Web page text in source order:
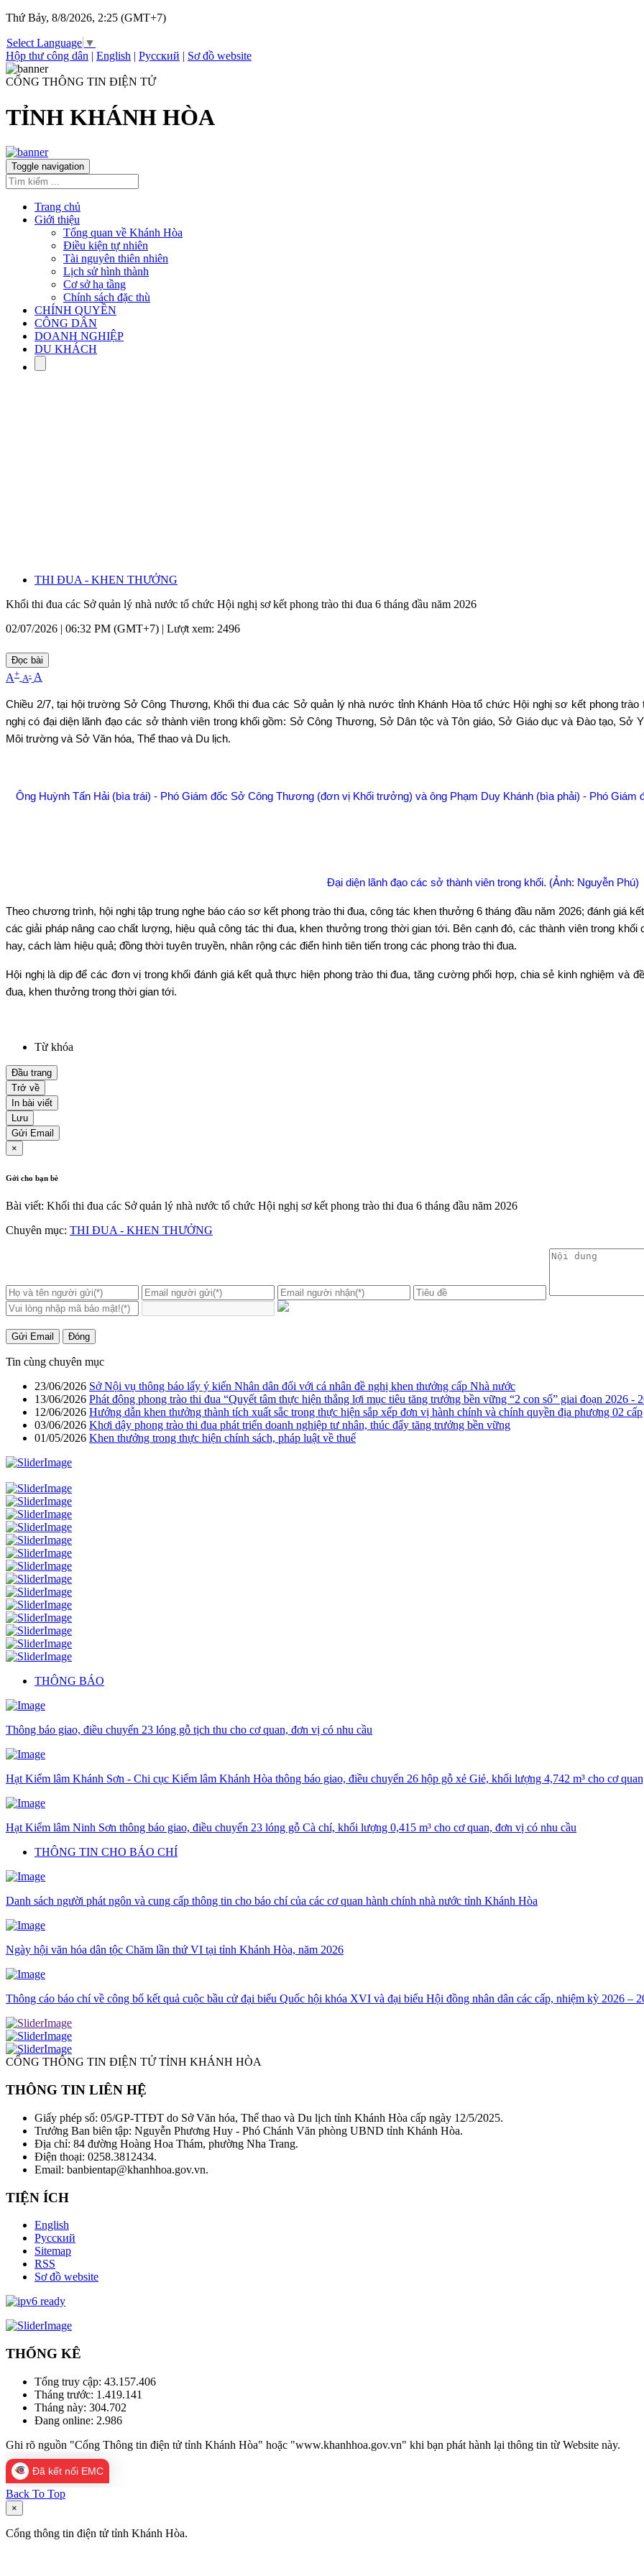
Thứ Bảy, 8/8/2026, 2:25 (GMT+7)
Select Language ▼
Hộp thư công dân | English | Русский | Sơ đồ website
CỔNG THÔNG TIN ĐIỆN TỬ
TỈNH KHÁNH HÒA
Toggle navigation
Trang chủ
Giới thiệu
Tổng quan về Khánh Hòa
Điều kiện tự nhiên
Tài nguyên thiên nhiên
Lịch sử hình thành
Cơ sở hạ tầng
Chính sách đặc thù
CHÍNH QUYỀN
CÔNG DÂN
DOANH NGHIỆP
DU KHÁCH
THI ĐUA - KHEN THƯỞNG
Khối thi đua các Sở quản lý nhà nước tổ chức Hội nghị sơ kết phong trào thi đua 6 tháng đầu năm 2026
02/07/2026 | 06:32 PM (GMT+7) | Lượt xem: 2496
Đọc bài
A+ A- A
Chiều 2/7, tại hội trường Sở Công Thương, Khối thi đua các Sở quản lý nhà nước tỉnh Khánh Hòa tổ chức Hội nghị sơ kết phong
nghị có đại diện lãnh đạo các sở thành viên trong khối gồm: Sở Công Thương, Sở Dân tộc và Tôn giáo, Sở Giáo dục và Đào tạo, Sở
Môi trường và Sở Văn hóa, Thể thao và Du lịch.
Ông Huỳnh Tấn Hải (bìa trái) - Phó Giám đốc Sở Công Thương (đơn vị Khối trưởng) và ông Phạm Duy Khánh (bìa phải) - Phó
Đại diện lãnh đạo các sở thành viên trong khối. (Ảnh: Nguyễn Phú)
Theo chương trình, hội nghị tập trung nghe báo cáo sơ kết phong trào thi đua, công tác khen thưởng 6 tháng đầu năm 2026; đánh giá
các giải pháp nâng cao chất lượng, hiệu quả công tác thi đua, khen thưởng trong thời gian tới. Bên cạnh đó, các thành viên trong
hay, cách làm hiệu quả; đồng thời tuyên truyền, nhân rộng các điển hình tiên tiến trong các phong trào thi đua.
Hội nghị là dịp để các đơn vị trong khối đánh giá kết quả thực hiện phong trào thi đua, tăng cường phối hợp, chia sẻ kinh nghiệm và
đua, khen thưởng trong thời gian tới.
Từ khóa
Đầu trang
Trở về
In bài viết
Lưu
Gửi Email
×
Gởi cho bạn bè
Bài viết: Khối thi đua các Sở quản lý nhà nước tổ chức Hội nghị sơ kết phong trào thi đua 6 tháng đầu năm 2026
Chuyên mục: THI ĐUA - KHEN THƯỞNG
Gửi Email Đóng
Tin cùng chuyên mục
23/06/2026 Sở Nội vụ thông báo lấy ý kiến Nhân dân đối với cá nhân đề nghị khen thưởng cấp Nhà nước
13/06/2026 Phát động phong trào thi đua “Quyết tâm thực hiện thắng lợi mục tiêu tăng trưởng bền vững “2 con số” giai đoạn 2026 -
12/06/2026 Hướng dẫn khen thưởng thành tích xuất sắc trong thực hiện sắp xếp đơn vị hành chính và chính quyền địa phương 02 cấp
03/06/2026 Khơi dậy phong trào thi đua phát triển doanh nghiệp tư nhân, thúc đẩy tăng trưởng bền vững
01/05/2026 Khen thưởng trong thực hiện chính sách, pháp luật về thuế
THÔNG BÁO
Thông báo giao, điều chuyển 23 lóng gỗ tịch thu cho cơ quan, đơn vị có nhu cầu
Hạt Kiểm lâm Khánh Sơn - Chi cục Kiểm lâm Khánh Hòa thông báo giao, điều chuyển 26 hộp gỗ xẻ Giẻ, khối lượng 4,742 m³ cho cơ
Hạt Kiểm lâm Ninh Sơn thông báo giao, điều chuyển 23 lóng gỗ Cà chí, khối lượng 0,415 m³ cho cơ quan, đơn vị có nhu cầu
THÔNG TIN CHO BÁO CHÍ
Danh sách người phát ngôn và cung cấp thông tin cho báo chí của các cơ quan hành chính nhà nước tỉnh Khánh Hòa
Ngày hội văn hóa dân tộc Chăm lần thứ VI tại tỉnh Khánh Hòa, năm 2026
Thông cáo báo chí về công bố kết quả cuộc bầu cử đại biểu Quốc hội khóa XVI và đại biểu Hội đồng nhân dân các cấp, nhiệm kỳ 2026 –
CỔNG THÔNG TIN ĐIỆN TỬ TỈNH KHÁNH HÒA
THÔNG TIN LIÊN HỆ
Giấy phép số: 05/GP-TTĐT do Sở Văn hóa, Thể thao và Du lịch tỉnh Khánh Hòa cấp ngày 12/5/2025.
Trưởng Ban biên tập: Nguyễn Phương Huy - Phó Chánh Văn phòng UBND tỉnh Khánh Hòa.
Địa chỉ: 84 đường Hoàng Hoa Thám, phường Nha Trang.
Điện thoại: 0258.3812434.
Email: banbientap@khanhhoa.gov.vn.
TIỆN ÍCH
English
Русский
Sitemap
RSS
Sơ đồ website
THỐNG KÊ
Tổng truy cập: 43.157.406
Tháng trước: 1.419.141
Tháng này: 304.702
Đang online: 2.986
Ghi rõ nguồn "Cổng Thông tin điện tử tỉnh Khánh Hòa" hoặc "www.khanhhoa.gov.vn" khi bạn phát hành lại thông tin từ Website này.
Đã kết nối EMC
Back To Top
×
Cổng thông tin điện tử tỉnh Khánh Hòa.